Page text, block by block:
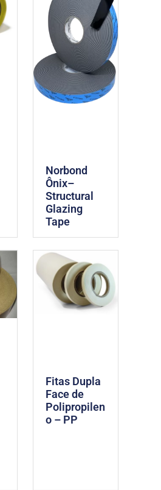
Norbond
Ônix–
Structural
Glazing
Tape
Fitas Dupla
Face de
Polipropilen
o – PP